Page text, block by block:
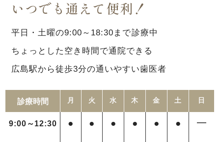
いつでも通えて便利！
平日・土曜の9:00～18:30まで診療中
ちょっとした空き時間で通院できる
広島駅から徒歩3分の通いやすい歯医者
診療時間 月 火 水 木 金 土 日
9:00～12:30 ● ● ● ● ● ● ━